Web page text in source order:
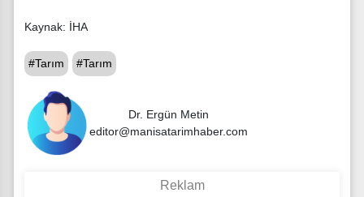
Kaynak: İHA
#Tarım #Tarım
Dr. Ergün Metin
editor@manisatarimhaber.com